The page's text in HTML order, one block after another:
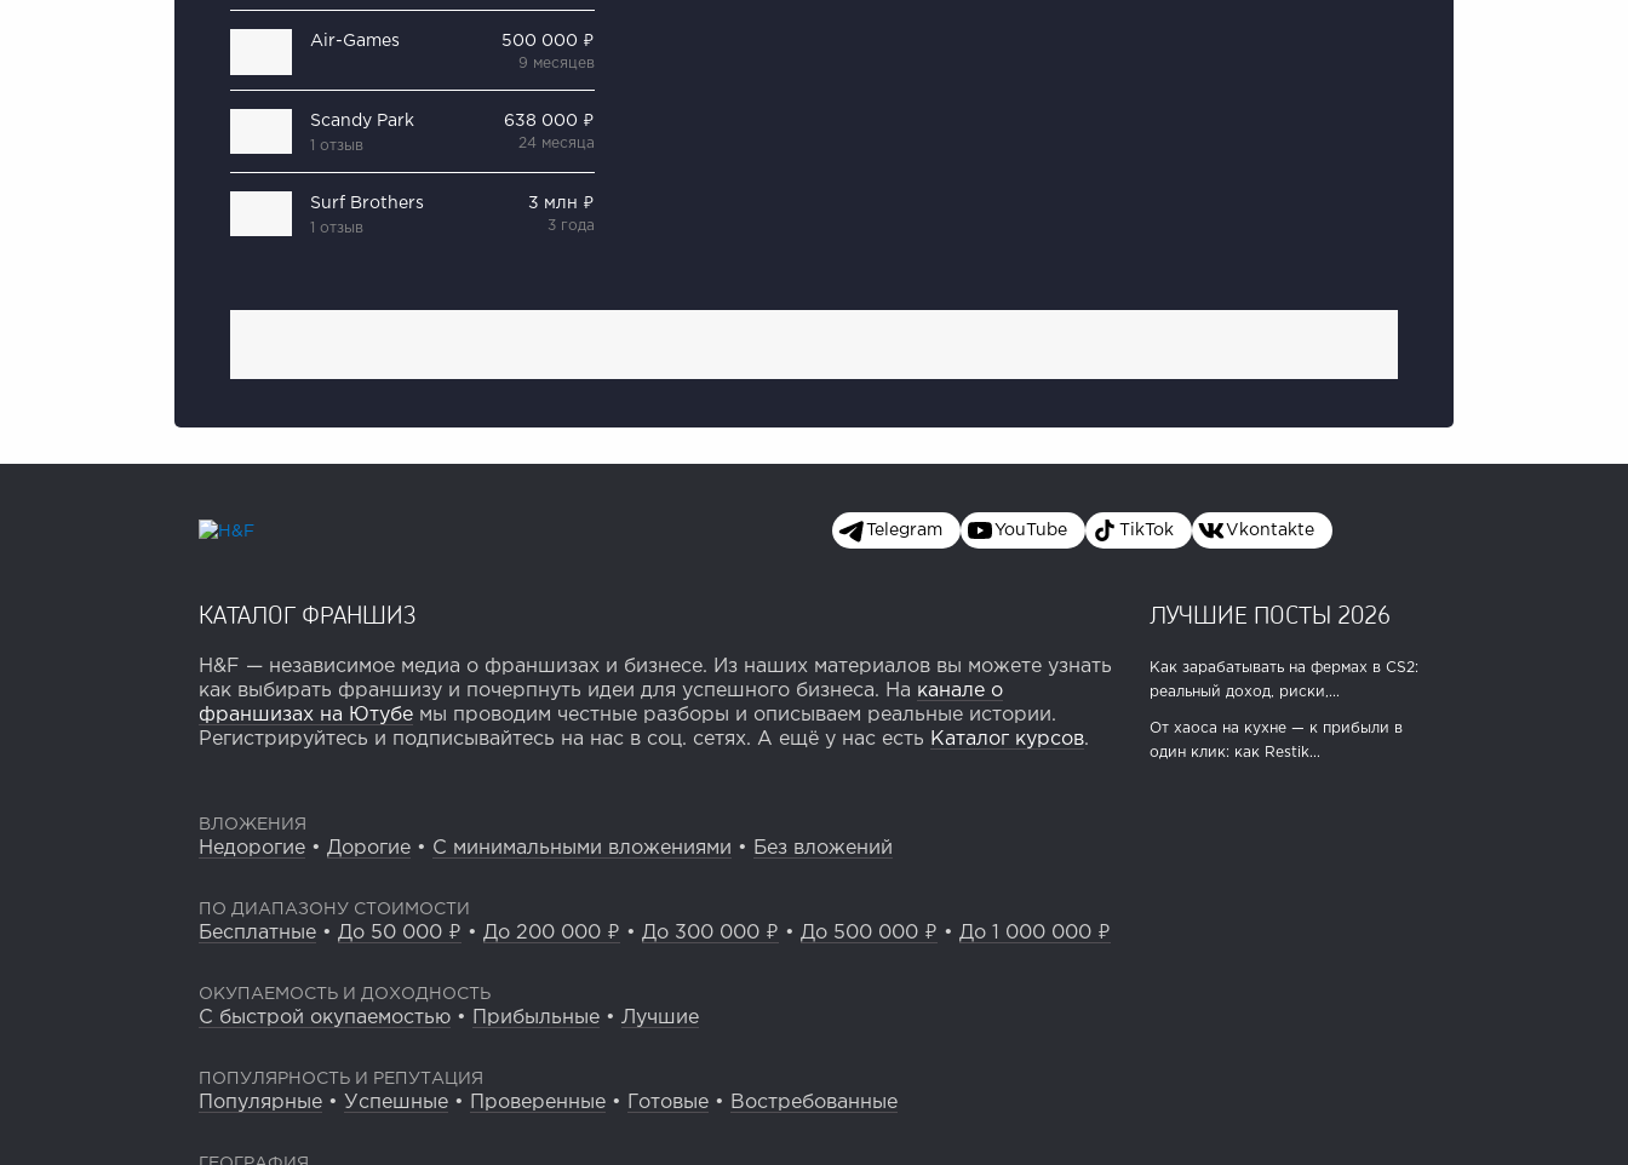
Air-Games 500 000 ₽
9 месяцев
Scandy Park
1 отзыв
638 000 ₽
24 месяца
Surf Brothers
1 отзыв
3 млн ₽
3 года
Telegram YouTube TikTok Vkontakte
КАТАЛОГ ФРАНШИЗ
H&F — независимое медиа о франшизах и бизнесе. Из наших материалов вы можете узнать
как выбирать франшизу и почерпнуть идеи для успешного бизнеса. На канале о
франшизах на Ютубе мы проводим честные разборы и описываем реальные истории.
Регистрируйтесь и подписывайтесь на нас в соц. сетях. А ещё у нас есть Каталог курсов.
ЛУЧШИЕ ПОСТЫ 2026
Как зарабатывать на фермах в CS2:
реальный доход, риски,...
От хаоса на кухне — к прибыли в
один клик: как Restik...
ВЛОЖЕНИЯ
Недорогие • Дорогие • С минимальными вложениями • Без вложений
ПО ДИАПАЗОНУ СТОИМОСТИ
Бесплатные • До 50 000 ₽ • До 200 000 ₽ • До 300 000 ₽ • До 500 000 ₽ • До 1 000 000 ₽
ОКУПАЕМОСТЬ И ДОХОДНОСТЬ
С быстрой окупаемостью • Прибыльные • Лучшие
ПОПУЛЯРНОСТЬ И РЕПУТАЦИЯ
Популярные • Успешные • Проверенные • Готовые • Востребованные